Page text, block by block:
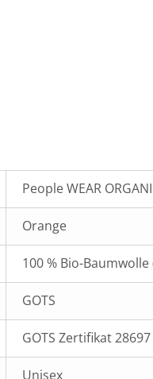
People WEAR
Orange
100 % Bio-Baumwolle
GOTS
GOTS Zertifikat 28697
Unisex